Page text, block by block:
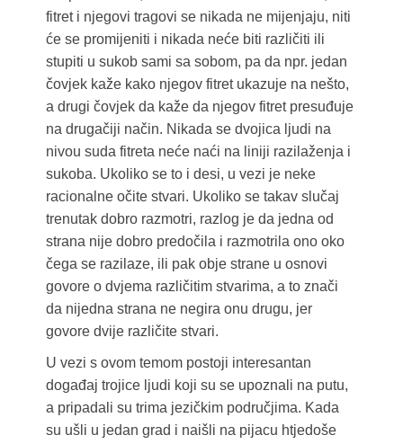
fitret i njegovi tragovi se nikada ne mijenjaju, niti
će se promijeniti i nikada neće biti različiti ili
stupiti u sukob sami sa sobom, pa da npr. jedan
čovjek kaže kako njegov fitret ukazuje na nešto,
a drugi čovjek da kaže da njegov fitret presuđuje
na drugačiji način. Nikada se dvojica ljudi na
nivou suda fitreta neće naći na liniji razilaženja i
sukoba. Ukoliko se to i desi, u vezi je neke
racionalne očite stvari. Ukoliko se takav slučaj
trenutak dobro razmotri, razlog je da jedna od
strana nije dobro predočila i razmotrila ono oko
čega se razilaze, ili pak obje strane u osnovi
govore o dvjema različitim stvarima, a to znači
da nijedna strana ne negira onu drugu, jer
govore dvije različite stvari.
U vezi s ovom temom postoji interesantan
događaj trojice ljudi koji su se upoznali na putu,
a pripadali su trima jezičkim područjima. Kada
su ušli u jedan grad i naišli na pijacu htjedoše